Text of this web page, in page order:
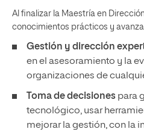
Al finalizar la Maestría en
conocimientos prácticos y
Gestión y dirección
en el asesoramiento y la
organizaciones de
Toma de decisiones para
tecnológico, usar
mejorar la gestión, con la